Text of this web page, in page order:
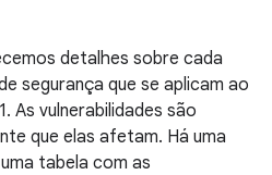
detalhes sobre cada
segurança que se aplicam ao
As vulnerabilidades são
que elas afetam. Há uma
tabela com as